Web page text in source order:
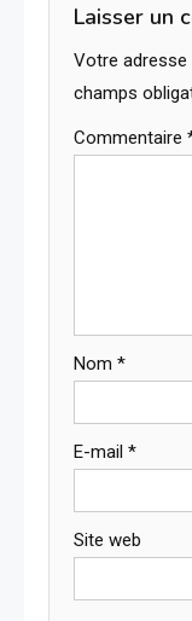
Laisser un
Votre adresse
champs
Commentaire
Nom *
E-mail *
Site web